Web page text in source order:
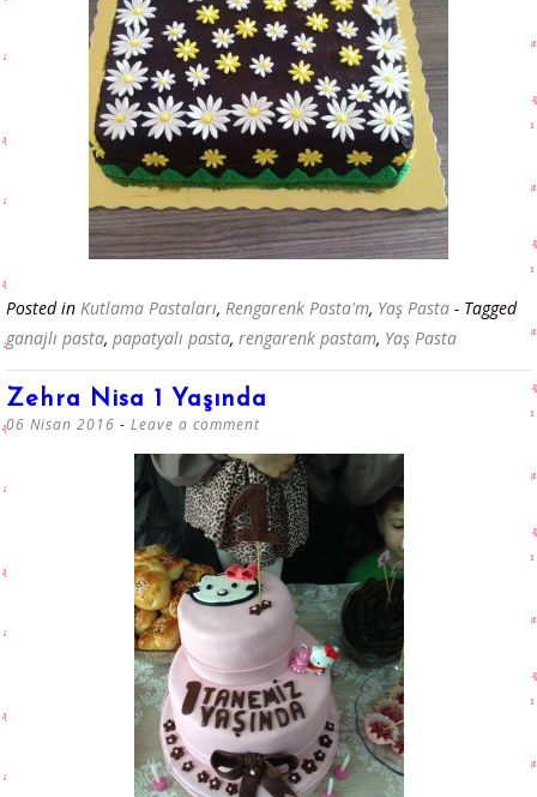
Posted in Kutlama Pastaları, Rengarenk Pasta'm, Yaş Pasta - Tagged
ganajlı pasta, papatyalı pasta, rengarenk pastam, Yaş Pasta
Zehra Nisa 1 Yaşında
06 Nisan 2016 Leave a comment